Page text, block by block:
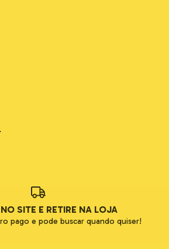
SITE E RETIRE NA LOJA
pago e pode buscar quando quiser!